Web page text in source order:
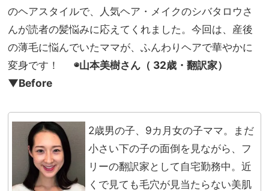
祭り
にも
のヘアスタイルで、人気ヘア・メイクのシバタロウさ
んが読者の髪悩みに応えてくれました。今回は、産後
の薄毛に悩んでいたママが、ふんわりヘアで華やかに
変身です！ ◉山本美樹さん （ 32歳・翻訳家）
▼Before
2歳男の子、9カ月女の子ママ。まだ
小さい下の子の面倒を見ながら、フ
リーの翻訳家として自宅勤務中。近
くで見ても毛穴が見当たらない美肌